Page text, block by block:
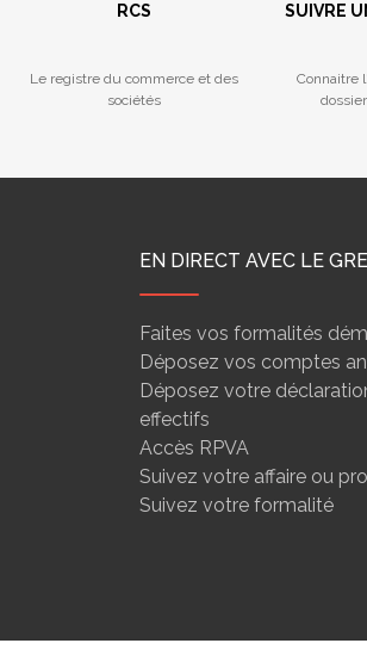
RCS
Le registre du commerce et des
sociétés
SUIVRE
Connaitre
EN DIRECT AVEC LE
Faites vos formalités
Déposez vos comptes
Déposez votre
effectifs
Accès RPVA
Suivez votre affaire ou
Suivez votre formalité